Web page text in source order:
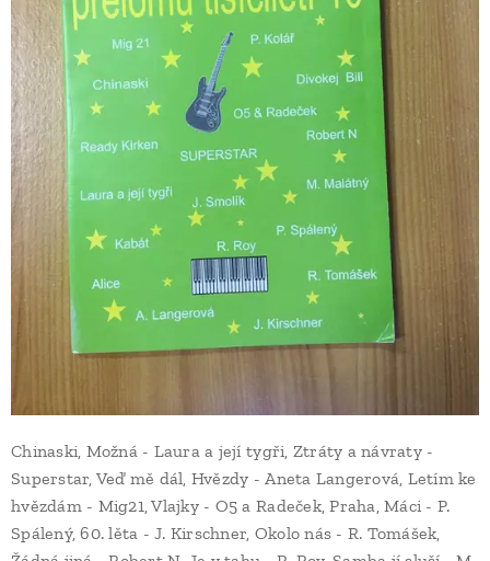
Chinaski, Možná - Laura a její tygři, Ztráty a návraty -
Superstar, Veď mě dál, Hvězdy - Aneta Langerová, Letím ke
hvězdám - Mig21, Vlajky - O5 a Radeček, Praha, Máci - P.
Spálený, 60. lěta - J. Kirschner, Okolo nás - R. Tomášek,